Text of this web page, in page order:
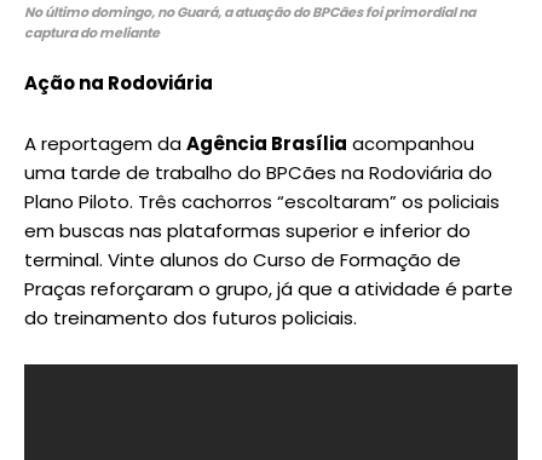
No último domingo, no Guará, a atuação do BPCães foi primordial na
captura do meliante
Ação na Rodoviária
A reportagem daAgência Brasília acompanhou
uma tarde de trabalho do BPCães na Rodoviária do
Plano Piloto. Três cachorros “escoltaram” os policiais
em buscas nas plataformas superior e inferior do
terminal. Vinte alunos do Curso de Formação de
Praças reforçaram o grupo, já que a atividade é parte
do treinamento dos futuros policiais.